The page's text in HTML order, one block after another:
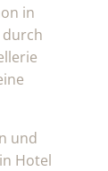
in
durch
und
Hotel